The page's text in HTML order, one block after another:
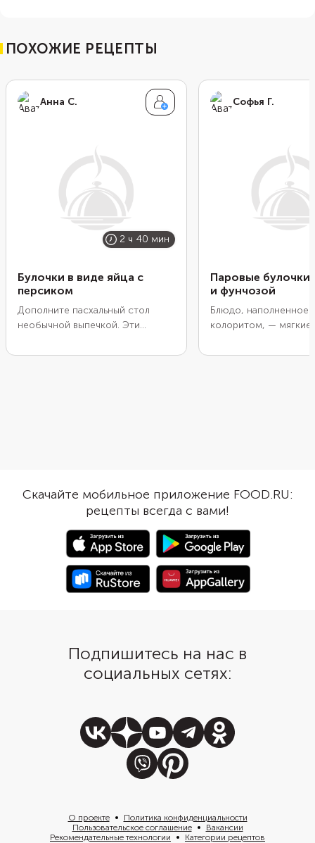
ПОХОЖИЕ РЕЦЕПТЫ
Анна С.
2 ч 40 мин
Булочки в виде яйца с
персиком
Дополните пасхальный стол
необычной выпечкой. Эти
яйца в разрезе. Только вместо
Софья Г.
Паровые булочки
и фунчозой
Блюдо, наполненное
колоритом, — мягкие
фунчозы. Томить на
так и сырые. Высший
приготовить
желтком внутри.
Скачайте мобильное приложение FOOD.RU:
рецепты всегда с вами!
Подпишитесь на нас в
социальных сетях:
О проекте
Политика конфиденциальности
Пользовательское соглашение
Вакансии
Рекомендательные технологии
Категории рецептов